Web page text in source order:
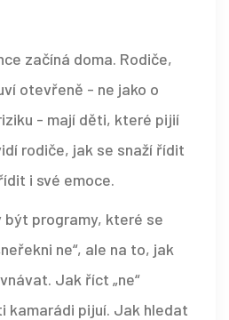
začíná doma. Rodiče,
otevřeně - ne jako o
- mají děti, které pijií
rodiče, jak se snaží řídit
i své emoce.
být programy, které se
ne“, ale na to, jak
Jak říct „ne“
kamarádi pijuí. Jak hledat